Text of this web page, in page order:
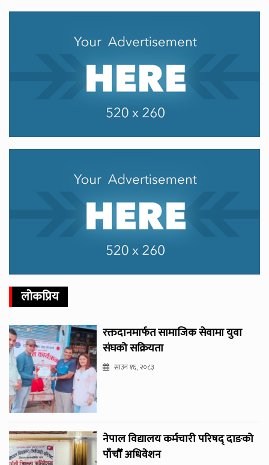
लोकप्रिय
रक्तदानमार्फत सामाजिक सेवामा युवा
संघको सक्रियता
साउन १६, २०८३
नेपाल विद्यालय कर्मचारी परिषद् दाङको
पाँचौँ अधिवेशन